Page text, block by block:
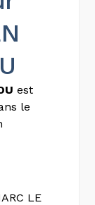
est
le
LE